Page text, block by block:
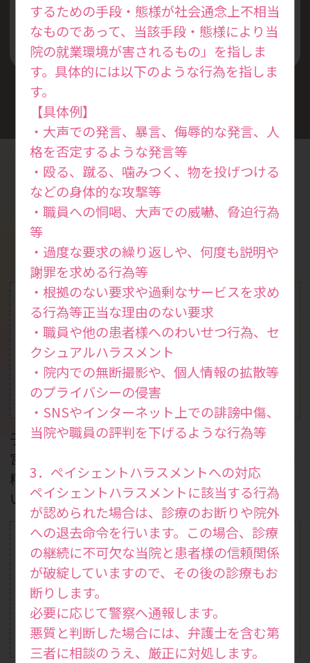
するための手段・態様が社会通念上不相当
なものであって、当該手段・態様により当
院の就業環境が害されるもの」を指しま
す。具体的には以下のような行為を指しま
す。
【具体例】
・大声での発言、暴言、侮辱的な発言、人
格を否定するような発言等
・殴る、蹴る、噛みつく、物を投げつける
などの身体的な攻撃等
・職員への恫喝、大声での威嚇、脅迫行為
等
・過度な要求の繰り返しや、何度も説明や
謝罪を求める行為等
・根拠のない要求や過剰なサービスを求め
る行為等正当な理由のない要求
・職員や他の患者様へのわいせつ行為、セ
クシュアルハラスメント
・院内での無断撮影や、個人情報の拡散等
のプライバシーの侵害
・SNSやインターネット上での誹謗中傷、
当院や職員の評判を下げるような行為等
3．ペイシェントハラスメントへの対応
ペイシェントハラスメントに該当する行為
が認められた場合は、診療のお断りや院外
への退去命令を行います。この場合、診療
の継続に不可欠な当院と患者様の信頼関係
が破綻していますので、その後の診療もお
断りします。
必要に応じて警察へ通報します。
悪質と判断した場合には、弁護士を含む第
三者に相談のうえ、厳正に対処します。
丁寧な説明と安全な診察を
心掛けています
診療案内
Medical
一般不妊治療
子宮鏡検査やX線下子
宮卵管造影検査、一般
精液検査などを行って
います。
二段階胚移植やSEET
子活性化などの生殖医
療を行っています。
反復着床不全
ク